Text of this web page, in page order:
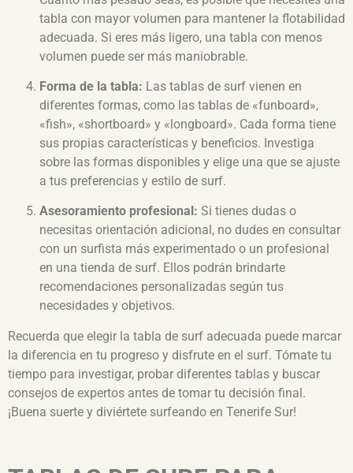
tabla con mayor volumen para mantener la flotabilidad
adecuada. Si eres más ligero, una tabla con menos
volumen puede ser más maniobrable.
Forma de la tabla: Las tablas de surf vienen en
diferentes formas, como las tablas de «funboard»,
«fish», «shortboard» y «longboard». Cada forma tiene
sus propias características y beneficios. Investiga
sobre las formas disponibles y elige una que se ajuste
a tus preferencias y estilo de surf.
Asesoramiento profesional: Si tienes dudas o
necesitas orientación adicional, no dudes en consultar
con un surfista más experimentado o un profesional
en una tienda de surf. Ellos podrán brindarte
recomendaciones personalizadas según tus
necesidades y objetivos.
Recuerda que elegir la tabla de surf adecuada puede marcar
la diferencia en tu progreso y disfrute en el surf. Tómate tu
tiempo para investigar, probar diferentes tablas y buscar
consejos de expertos antes de tomar tu decisión final.
¡Buena suerte y diviértete surfeando en Tenerife Sur!